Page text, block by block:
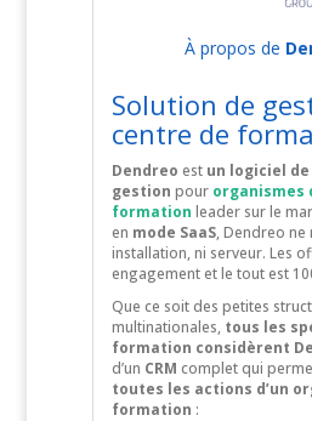
À propos de
Solution de
centre de
Dendreo est un logiciel de
gestion pour organismes
formation leader sur le
en mode SaaS, Dendreo ne
installation, ni serveur. Les
engagement et le tout est
Que ce soit des petites
multinationales, tous les
formation considèrent
d’un CRM complet qui
toutes les actions d’un
formation :